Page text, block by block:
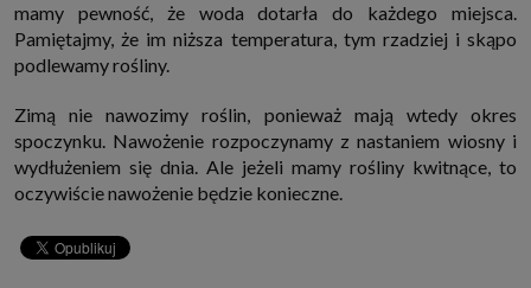
mamy pewność, że woda dotarła do każdego miejsca.
Pamiętajmy, że im niższa temperatura, tym rzadziej i skąpo
podlewamy rośliny.
Zimą nie nawozimy roślin, ponieważ mają wtedy okres
spoczynku. Nawożenie rozpoczynamy z nastaniem wiosny i
wydłużeniem się dnia. Ale jeżeli mamy rośliny kwitnące, to
oczywiście nawożenie będzie konieczne.